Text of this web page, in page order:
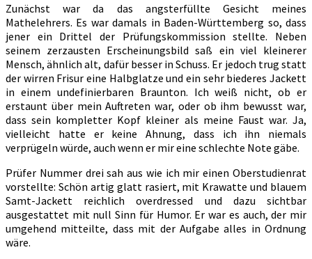
Zunächst war da das angsterfüllte Gesicht meines
Mathelehrers. Es war damals in Baden-Württemberg so, dass
jener ein Drittel der Prüfungskommission stellte. Neben
seinem zerzausten Erscheinungsbild saß ein viel kleinerer
Mensch, ähnlich alt, dafür besser in Schuss. Er jedoch trug statt
der wirren Frisur eine Halbglatze und ein sehr biederes Jackett
in einem undefinierbaren Braunton. Ich weiß nicht, ob er
erstaunt über mein Auftreten war, oder ob ihm bewusst war,
dass sein kompletter Kopf kleiner als meine Faust war. Ja,
vielleicht hatte er keine Ahnung, dass ich ihn niemals
verprügeln würde, auch wenn er mir eine schlechte Note gäbe.
Prüfer Nummer drei sah aus wie ich mir einen Oberstudienrat
vorstellte: Schön artig glatt rasiert, mit Krawatte und blauem
Samt-Jackett reichlich overdressed und dazu sichtbar
ausgestattet mit null Sinn für Humor. Er war es auch, der mir
umgehend mitteilte, dass mit der Aufgabe alles in Ordnung
wäre.